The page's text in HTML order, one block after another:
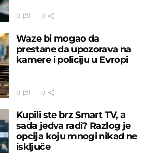
0 0
Waze bi mogao da
prestane da upozorava na
kamere i policiju u Evropi
0 0
Kupili ste brz Smart TV, a
sada jedva radi? Razlog je
opcija koju mnogi nikad ne
isključe